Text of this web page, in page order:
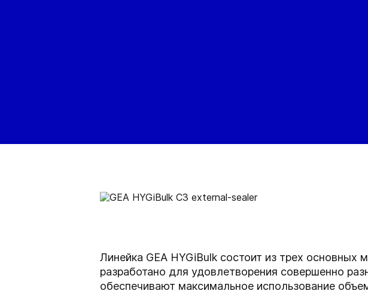
Линейка GEA HYGiBulk состоит из трех
разработано для удовлетворения совершенно
обеспечивают максимальное использование